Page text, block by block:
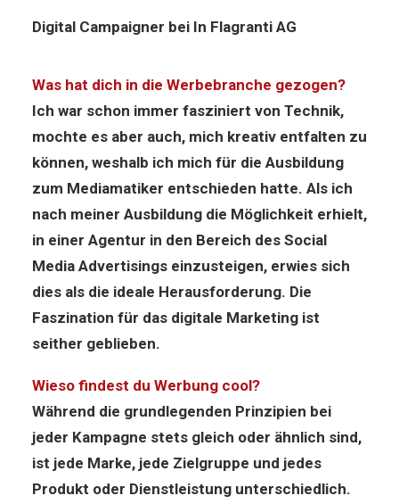
Digital Campaigner bei In Flagranti AG
Was hat dich in die Werbebranche gezogen?
Ich war schon immer fasziniert von Technik,
mochte es aber auch, mich kreativ entfalten zu
können, weshalb ich mich für die Ausbildung
zum Mediamatiker entschieden hatte. Als ich
nach meiner Ausbildung die Möglichkeit erhielt,
in einer Agentur in den Bereich des Social
Media Advertisings einzusteigen, erwies sich
dies als die ideale Herausforderung. Die
Faszination für das digitale Marketing ist
seither geblieben.
Wieso findest du Werbung cool?
Während die grundlegenden Prinzipien bei
jeder Kampagne stets gleich oder ähnlich sind,
ist jede Marke, jede Zielgruppe und jedes
Produkt oder Dienstleistung unterschiedlich.